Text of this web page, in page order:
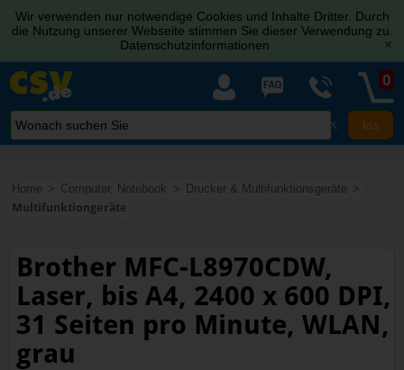
Wir verwenden nur notwendige Cookies und Inhalte Dritter. Durch
die Nutzung unserer Webseite stimmen Sie dieser Verwendung zu.
Datenschutzinformationen
[x]
X
0
Home Computer, Notebook
Drucker & Multifunktionsgeräte
Multifunktiongeräte
Brother MFC-L8970CDW,
Laser, bis A4, 2400 x 600 DPI,
31 Seiten pro Minute, WLAN,
grau